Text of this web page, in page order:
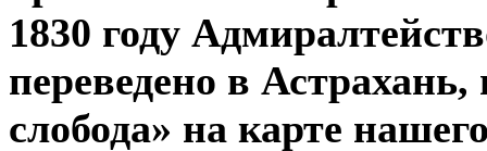
1830 году
переведено в
слобода» на карте